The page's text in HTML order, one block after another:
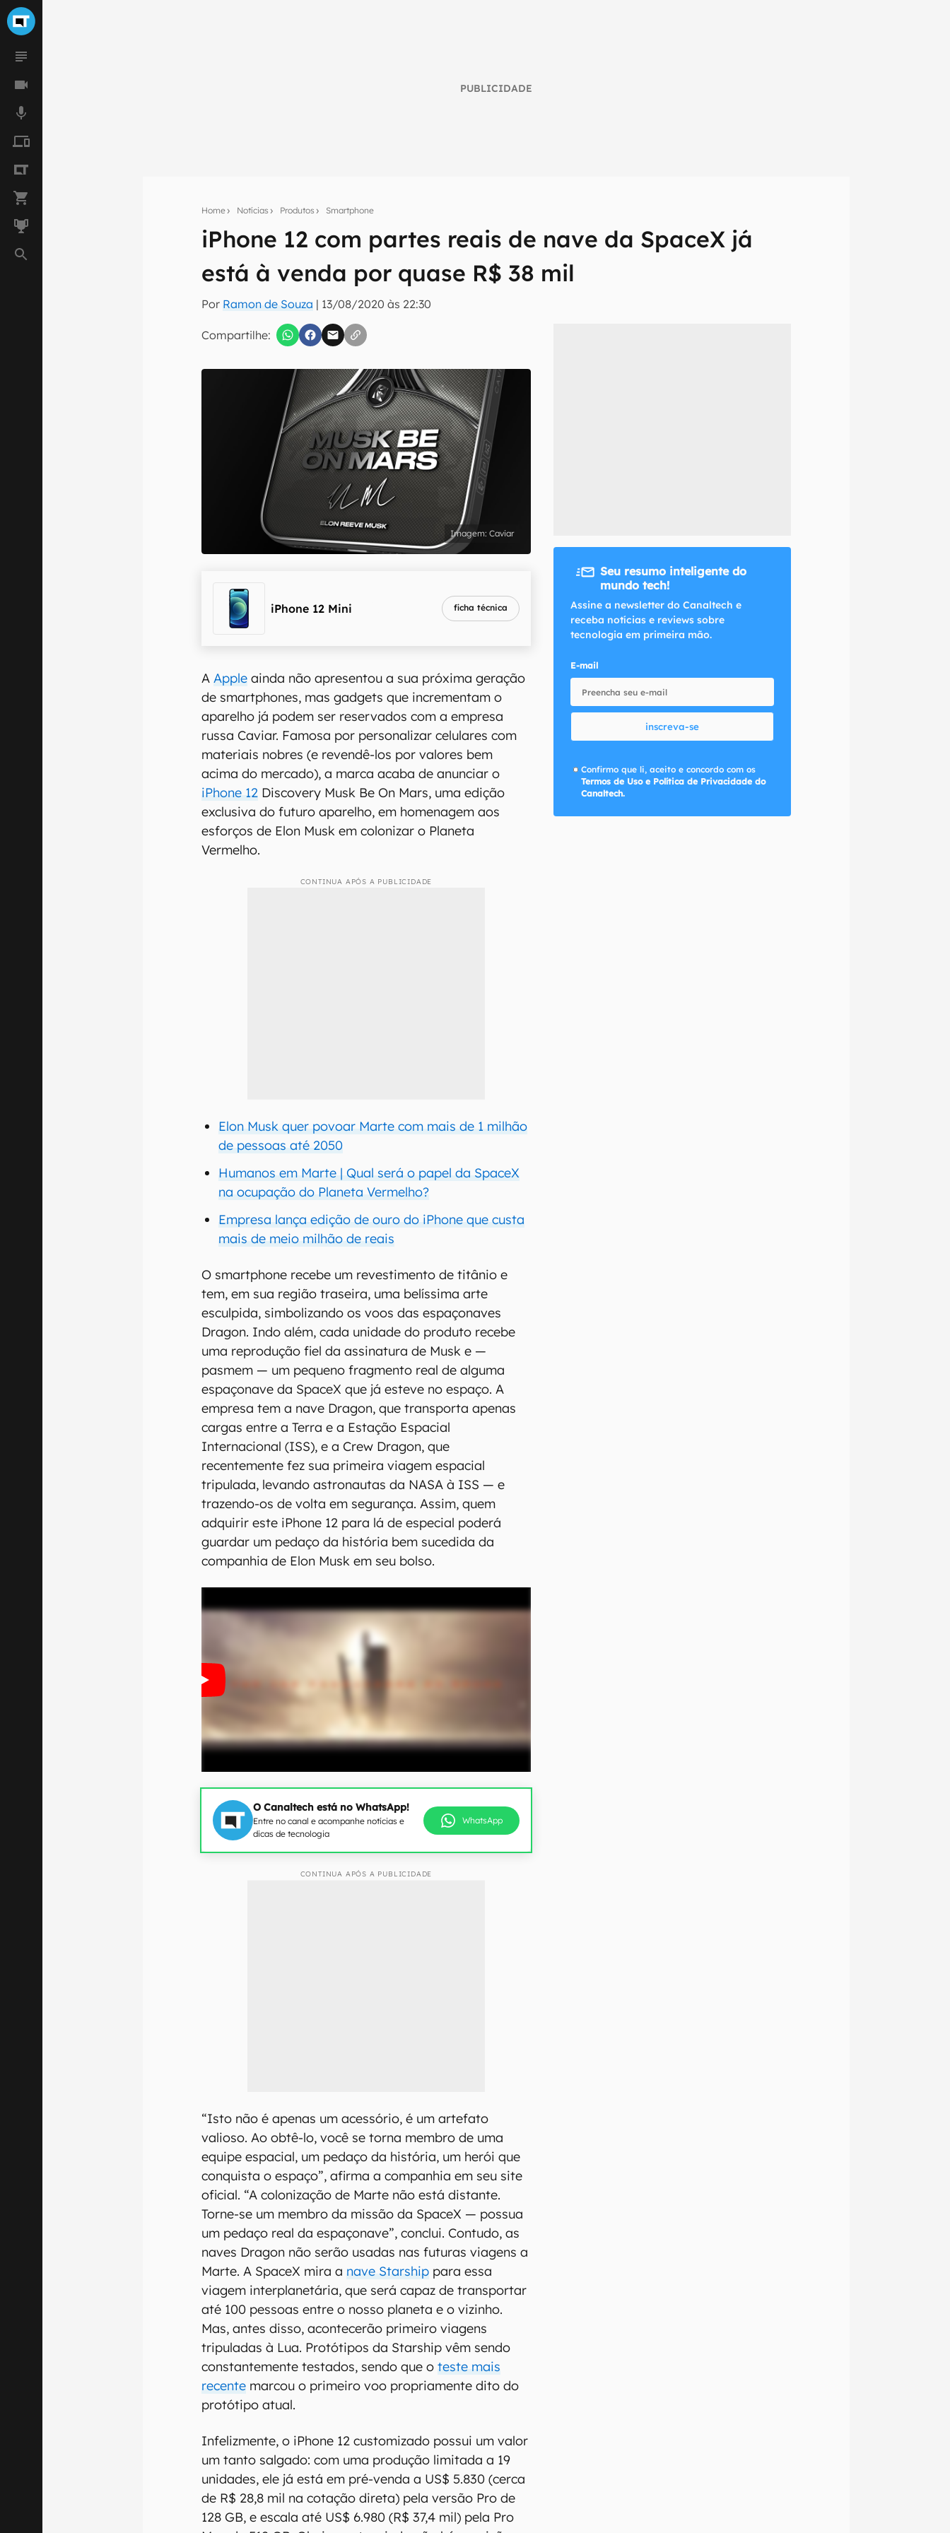
PUBLICIDADE
Home Notícias Produtos Smartphone
iPhone 12 com partes reais de nave da SpaceX já
está à venda por quase R$ 38 mil
Por Ramon de Souza | 13/08/2020 às 22:30
Compartilhe:
Seu resumo inteligente do mundo tech!
Assine a newsletter do Canaltech e receba notícias e reviews sobre tecnologia em primeira
mão.
E-mail
Confirmo que li, aceito e concordo com os Termos de Uso e Política de Privacidade do Canaltech.
Caviar
iPhone 12 Mini ficha técnica
AApple ainda não apresentou a sua próxima geração
de smartphones, mas gadgets que incrementam o
aparelho já podem ser reservados com a empresa
russa Caviar. Famosa por personalizar celulares com
materiais nobres (e revendê-los por valores bem
acima do mercado), a marca acaba de anunciar o
iPhone 12 Discovery Musk Be On Mars, uma edição
exclusiva do futuro aparelho, em homenagem aos
esforços de Elon Musk em colonizar o Planeta
Vermelho.
CONTINUA APÓS A PUBLICIDADE
Elon Musk quer povoar Marte com mais de 1 milhão
de pessoas até 2050
Humanos em Marte | Qual será o papel da SpaceX
na ocupação do Planeta Vermelho?
Empresa lança edição de ouro do iPhone que custa
mais de meio milhão de reais
O smartphone recebe um revestimento de titânio e
tem, em sua região traseira, uma belíssima arte
esculpida, simbolizando os voos das espaçonaves
Dragon. Indo além, cada unidade do produto recebe
uma reprodução fiel da assinatura de Musk e —
pasmem — um pequeno fragmento real de alguma
espaçonave da SpaceX que já esteve no espaço. A
empresa tem a nave Dragon, que transporta apenas
cargas entre a Terra e a Estação Espacial
Internacional (ISS), e a Crew Dragon, que
recentemente fez sua primeira viagem espacial
tripulada, levando astronautas da NASA à ISS — e
trazendo-os de volta em segurança. Assim, quem
adquirir este iPhone 12 para lá de especial poderá
guardar um pedaço da história bem sucedida da
companhia de Elon Musk em seu bolso.
O Canaltech está no WhatsApp!
Entre no canal e acompanhe notícias e
dicas de tecnologia
WhatsApp
CONTINUA APÓS A PUBLICIDADE
“Isto não é apenas um acessório, é um artefato
valioso. Ao obtê-lo, você se torna membro de uma
equipe espacial, um pedaço da história, um herói que
conquista o espaço”, afirma a companhia em seu site
oficial. “A colonização de Marte não está distante.
Torne-se um membro da missão da SpaceX — possua
um pedaço real da espaçonave”, conclui. Contudo, as
naves Dragon não serão usadas nas futuras viagens a
Marte. A SpaceX mira a nave Starship para essa
viagem interplanetária, que será capaz de transportar
até 100 pessoas entre o nosso planeta e o vizinho.
Mas, antes disso, acontecerão primeiro viagens
tripuladas à Lua. Protótipos da Starship vêm sendo
constantemente testados, sendo que oteste mais
recente marcou o primeiro voo propriamente dito do
protótipo atual.
Infelizmente, o iPhone 12 customizado possui um valor
um tanto salgado: com uma produção limitada a 19
unidades, ele já está em pré-venda a US$ 5.830 (cerca
de R$ 28,8 mil na cotação direta) pela versão Pro de
128 GB, e escala até US$ 6.980 (R$ 37,4 mil) pela Pro
Seu resumo inteligente do
mundo tech!
Assine a newsletter do Canaltech e
receba notícias e reviews sobre
tecnologia em primeira mão.
E-mail
inscreva-se
Confirmo que li, aceito e concordo com os
Termos de Uso e Política de Privacidade do
Canaltech.